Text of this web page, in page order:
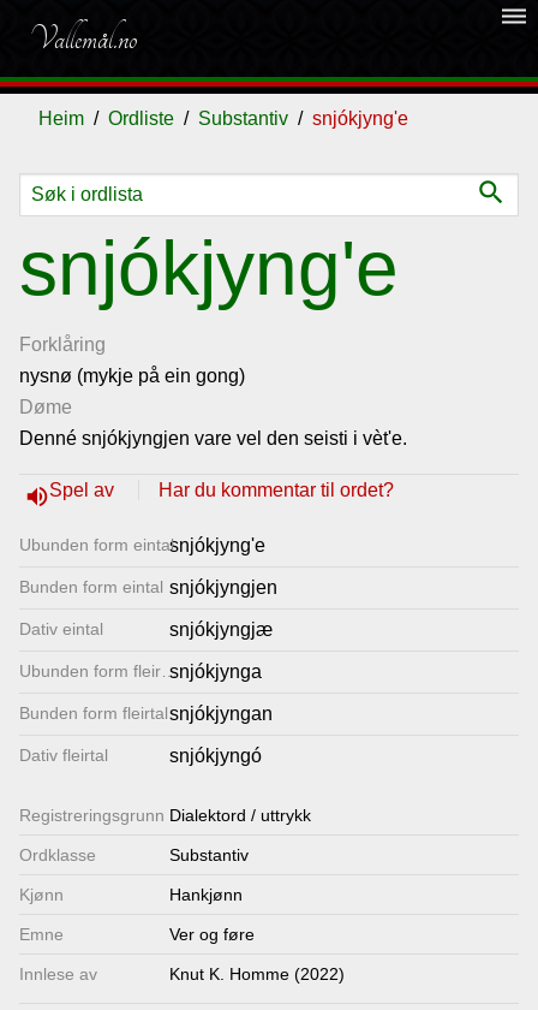
Vallemål.no
dehaze
Heim Ordliste Substantiv snjókjyng'e
search
snjókjyng'e
Forklåring
nysnø (mykje på ein gong)
Døme
Denné snjókjyngjen vare vel den seisti i vèt'e.
volume_upSpel av Har du kommentar til ordet?
Ubunden form eintalsnjókjyng'e
Bunden form eintal snjókjyngjen
Dativ eintal snjókjyngjæ
Ubunden form fleirtal
snjókjynga
Bunden form fleirtalsnjókjyngan
Dativ fleirtal snjókjyngó
Registrerings­grunn Dialektord / uttrykk
Ordklasse Substantiv
Kjønn Hankjønn
Emne Ver og føre
Innlese av Knut K. Homme (2022)
Ordliste
Om
vallemålet
Gjestebok
Nyhende
Lenkjer
oss